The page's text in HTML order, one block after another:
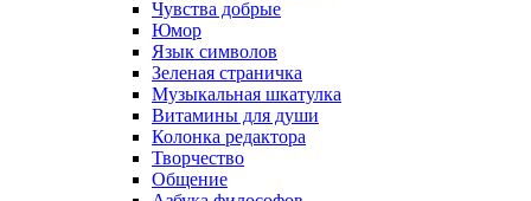
Чувства добрые
Юмор
Язык символов
Зеленая страничка
Музыкальная шкатулка
Витамины для души
Колонка редактора
Творчество
Общение